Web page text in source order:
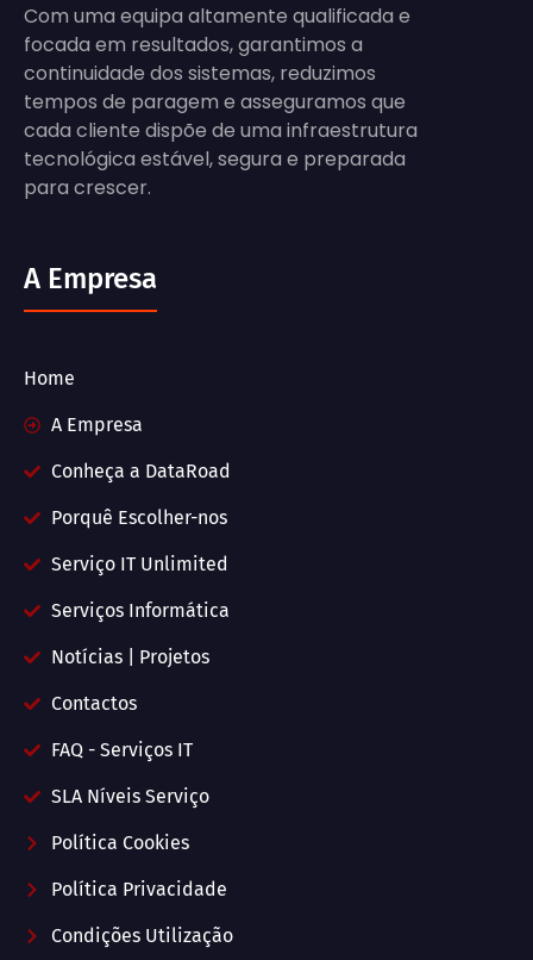
Com uma equipa altamente qualificada e
focada em resultados, garantimos a
continuidade dos sistemas, reduzimos
tempos de paragem e asseguramos que
cada cliente dispõe de uma infraestrutura
tecnológica estável, segura e preparada
para crescer.
A Empresa
Home
A Empresa
Conheça a DataRoad
Porquê Escolher-nos
Serviço IT Unlimited
Serviços Informática
Notícias | Projetos
Contactos
FAQ - Serviços IT
SLA Níveis Serviço
Política Cookies
Política Privacidade
Condições Utilização